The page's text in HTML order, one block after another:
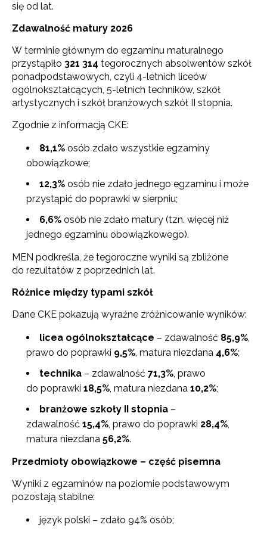
się od lat.
Zdawalność matury 2026
W terminie głównym do egzaminu maturalnego
przystąpiło 321 314 tegorocznych absolwentów szkół
ponadpodstawowych, czyli 4-letnich liceów
ogólnokształcących, 5-letnich techników, szkół
artystycznych i szkół branżowych szkół II stopnia.
Zgodnie z informacją CKE:
81,1% osób zdało wszystkie egzaminy
obowiązkowe;
12,3% osób nie zdało jednego egzaminu i może
przystąpić do poprawki w sierpniu;
6,6% osób nie zdało matury (tzn. więcej niż
jednego egzaminu obowiązkowego).
MEN podkreśla, że tegoroczne wyniki są zbliżone
do rezultatów z poprzednich lat.
Różnice między typami szkół
Dane CKE pokazują wyraźne zróżnicowanie wyników:
licea ogólnokształcące – zdawalność 85,9%,
prawo do poprawki 9,5%, matura niezdana 4,6%;
technika – zdawalność 71,3%, prawo
do poprawki 18,5%, matura niezdana 10,2%;
branżowe szkoły II stopnia –
zdawalność 15,4%, prawo do poprawki 28,4%,
matura niezdana 56,2%.
Przedmioty obowiązkowe – część pisemna
Wyniki z egzaminów na poziomie podstawowym
pozostają stabilne:
język polski – zdało 94% osób;